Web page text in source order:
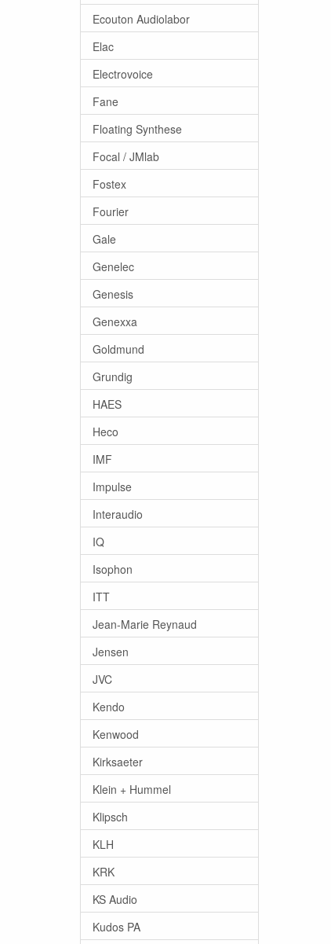
Ecouton Audiolabor
Elac
Electrovoice
Fane
Floating Synthese
Focal / JMlab
Fostex
Fourier
Gale
Genelec
Genesis
Genexxa
Goldmund
Grundig
HAES
Heco
IMF
Impulse
Interaudio
IQ
Isophon
ITT
Jean-Marie Reynaud
Jensen
JVC
Kendo
Kenwood
Kirksaeter
Klein + Hummel
Klipsch
KLH
KRK
KS Audio
Kudos PA